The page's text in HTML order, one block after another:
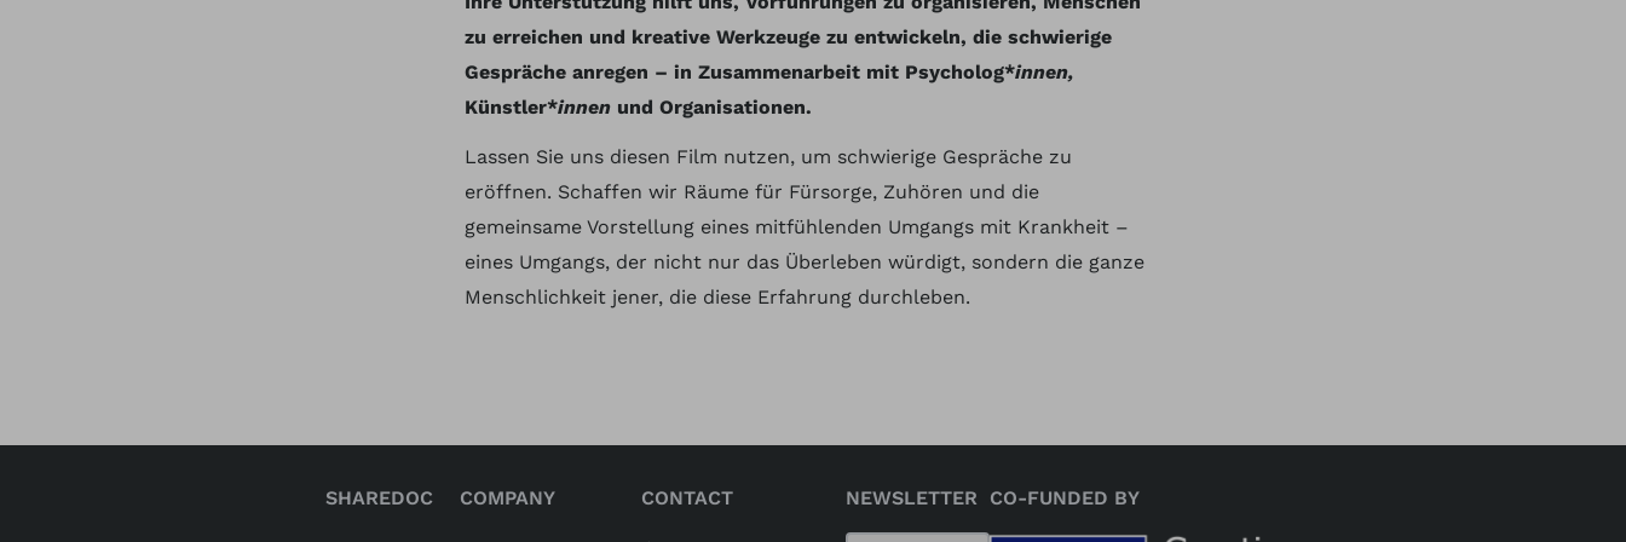
zu erreichen und kreative Werkzeuge zu entwickeln, die schwierige
Gespräche anregen – in Zusammenarbeit mit Psycholog*innen,
Künstler*innen und Organisationen.
Lassen Sie uns diesen Film nutzen, um schwierige Gespräche zu
eröffnen. Schaffen wir Räume für Fürsorge, Zuhören und die
gemeinsame Vorstellung eines mitfühlenden Umgangs mit Krankheit –
eines Umgangs, der nicht nur das Überleben würdigt, sondern die ganze
Menschlichkeit jener, die diese Erfahrung durchleben.
SHAREDOC COMPANY CONTACT NEWSLETTER CO-FUNDED BY